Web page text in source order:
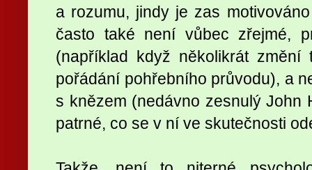
a rozumu, jindy je zas
často také není vůbec zřejmé,
(například když několikrát
pořádání pohřebního průvodu), a
s knězem (nedávno zesnulý John
patrné, co se v ní ve skutečnosti